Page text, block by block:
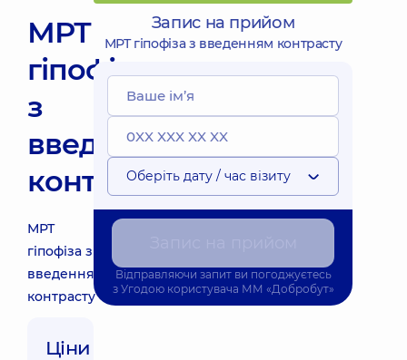
МРТ
гіпофіза
з
введенням
контрасту
МРТ
гіпофіза з
введенням
контрасту
Ціни
Запис на прийом
МРТ гіпофіза з введенням контрасту
Оберіть дату / час візиту
Відправляючи запит ви погоджуєтесь
з Угодою користувача ММ «Добробут»